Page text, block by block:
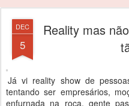
DEC
5
Reality mas
Já vi reality show de
tentando ser empresários,
enfurnada na roça, gente